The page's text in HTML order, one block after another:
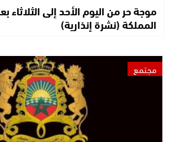
موجة حر من اليوم الأحد إلى
المملكة (نشرة إنذارية)
مجتمع